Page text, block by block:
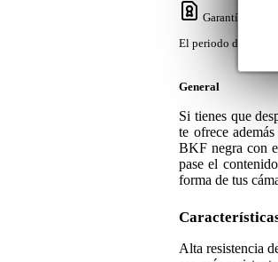
Garantía Bax
El periodo de
General
Si tienes que
te ofrece
BKF negra con
pase el
forma de tus
Alta resistencia